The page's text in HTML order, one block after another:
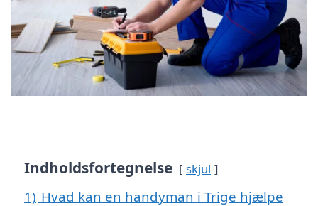
Indholdsfortegnelse skjul
1) Hvad kan en handyman i Trige hjælpe